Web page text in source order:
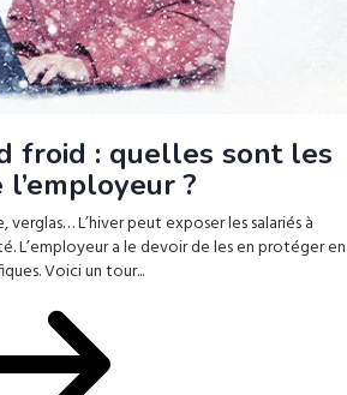
froid : quelles sont les
?
verglas… L’hiver peut exposer les salariés à
L’employeur a le devoir de les en protéger en
Voici un tour...